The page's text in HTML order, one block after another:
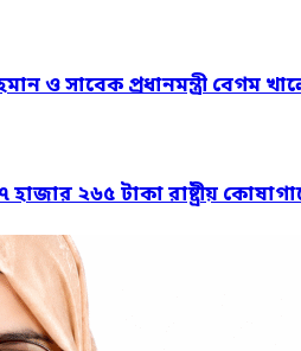
ও সাবেক প্রধানমন্ত্রী বেগম
২৬৫ টাকা রাষ্ট্রীয়